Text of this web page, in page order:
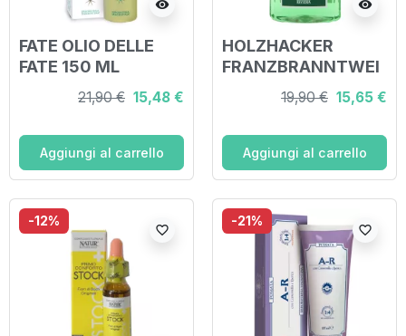
visibility
FATE OLIO DELLE
FATE 150 ML
21,90 € 15,48 €
Aggiungi al carrello
visibility
HOLZHACKER
FRANZBRANNTWEI
N SOLUZIONE A
BASE DI PINO MUGO
19,90 € 15,65 €
Aggiungi al carrello
-12%
favorite_border
-21%
favorite_border